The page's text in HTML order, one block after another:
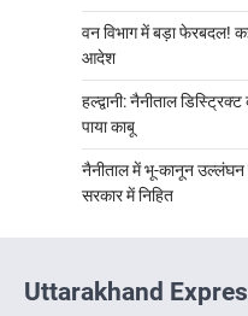
वन विभाग में बड़ा फेरबदल!
आदेश
हल्द्वानी: नैनीताल
पाया काबू
नैनीताल में भू-कानून उल्लंघन
सरकार में निहित
Uttarakhand